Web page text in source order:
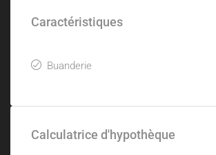
Caractéristiques
Buanderie
Calculatrice d'hypothèque